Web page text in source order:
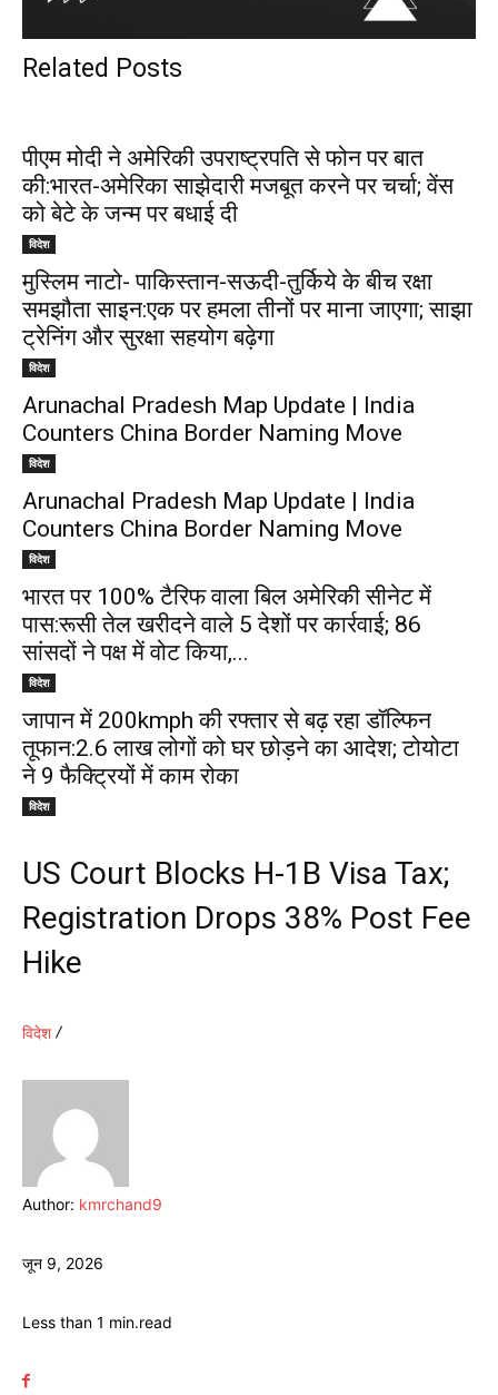
Related Posts
पीएम मोदी ने अमेरिकी उपराष्ट्रपति से फोन पर बात
की:भारत-अमेरिका साझेदारी मजबूत करने पर चर्चा; वेंस
को बेटे के जन्म पर बधाई दी
विदेश
मुस्लिम नाटो- पाकिस्तान-सऊदी-तुर्किये के बीच रक्षा
समझौता साइन:एक पर हमला तीनों पर माना जाएगा; साझा
ट्रेनिंग और सुरक्षा सहयोग बढ़ेगा
विदेश
Arunachal Pradesh Map Update | India
Counters China Border Naming Move
विदेश
Arunachal Pradesh Map Update | India
Counters China Border Naming Move
विदेश
भारत पर 100% टैरिफ वाला बिल अमेरिकी सीनेट में
पास:रूसी तेल खरीदने वाले 5 देशों पर कार्रवाई; 86
सांसदों ने पक्ष में वोट किया,...
विदेश
जापान में 200kmph की रफ्तार से बढ़ रहा डॉल्फिन
तूफान:2.6 लाख लोगों को घर छोड़ने का आदेश; टोयोटा
ने 9 फैक्ट्रियों में काम रोका
विदेश
US Court Blocks H-1B Visa Tax;
Registration Drops 38% Post Fee
Hike
विदेश
Author: kmrchand9
जून 9, 2026
Less than 1 min.read